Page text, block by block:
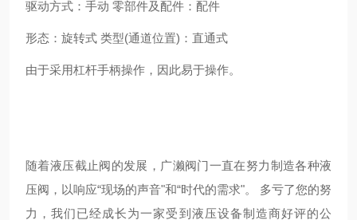
驱动方式：手动 零部件及配件：配件
形态：旋转式 类型(通道位置)：直通式
由于采用杠杆手柄操作，因此易于操作。
随着液压截止阀的发展，广濑阀门一直在努力制造各种液
压阀，以响应“现场的声音"和“时代的需求"。 多亏了您的努
力，我们已经成长为一家受到液压设备制造商好评的公